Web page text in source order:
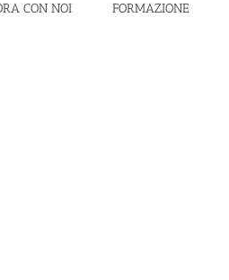
CON NOI FORMAZIONE